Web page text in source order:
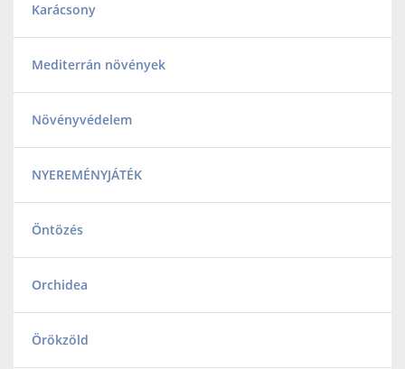
Karácsony
Mediterrán növények
Növényvédelem
NYEREMÉNYJÁTÉK
Öntözés
Orchidea
Örökzöld